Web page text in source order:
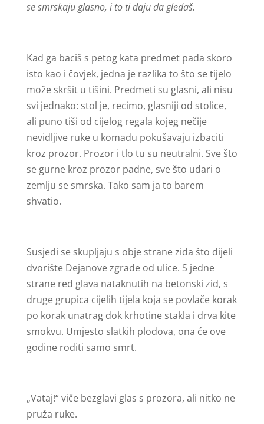
se smrskaju glasno, i to ti daju da gledaš.
Kad ga baciš s petog kata predmet pada skoro
isto kao i čovjek, jedna je razlika to što se tijelo
može skršit u tišini. Predmeti su glasni, ali nisu
svi jednako: stol je, recimo, glasniji od stolice,
ali puno tiši od cijelog regala kojeg nečije
nevidljive ruke u komadu pokušavaju izbaciti
kroz prozor. Prozor i tlo tu su neutralni. Sve što
se gurne kroz prozor padne, sve što udari o
zemlju se smrska. Tako sam ja to barem
shvatio.
Susjedi se skupljaju s obje strane zida što dijeli
dvorište Dejanove zgrade od ulice. S jedne
strane red glava nataknutih na betonski zid, s
druge grupica cijelih tijela koja se povlače korak
po korak unatrag dok krhotine stakla i drva kite
smokvu. Umjesto slatkih plodova, ona će ove
godine roditi samo smrt.
„Vataj!“ viče bezglavi glas s prozora, ali nitko ne
pruža ruke.